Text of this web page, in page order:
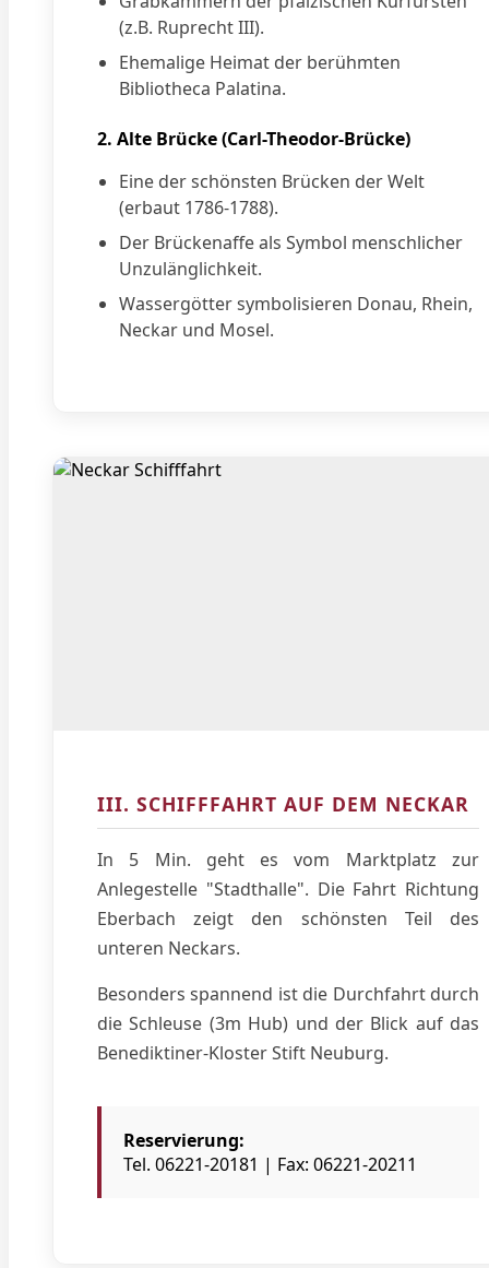
(z.B. Ruprecht III).
Ehemalige Heimat der berühmten
Bibliotheca Palatina.
2. Alte Brücke (Carl-Theodor-Brücke)
Eine der schönsten Brücken der Welt
(erbaut 1786-1788).
Der Brückenaffe als Symbol menschlicher
Unzulänglichkeit.
Wassergötter symbolisieren Donau, Rhein,
Neckar und Mosel.
III. SCHIFFFAHRT AUF DEM NECKAR
In 5 Min. geht es vom Marktplatz zur
Anlegestelle "Stadthalle". Die Fahrt Richtung
Eberbach zeigt den schönsten Teil des
unteren Neckars.
Besonders spannend ist die Durchfahrt durch
die Schleuse (3m Hub) und der Blick auf das
Benediktiner-Kloster Stift Neuburg.
Reservierung:
Tel. 06221-20181 | Fax: 06221-20211